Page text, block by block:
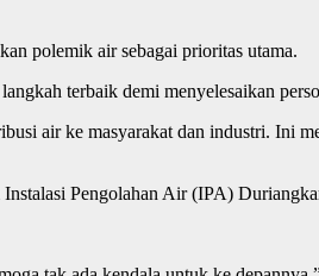
polemik air sebagai prioritas utama.
terbaik demi menyelesaikan
air ke masyarakat dan industri. Ini
Pengolahan Air (IPA)